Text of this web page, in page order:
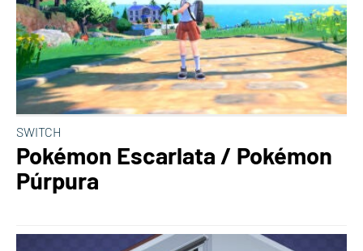
SWITCH
Pokémon Escarlata / Pokémon
Púrpura